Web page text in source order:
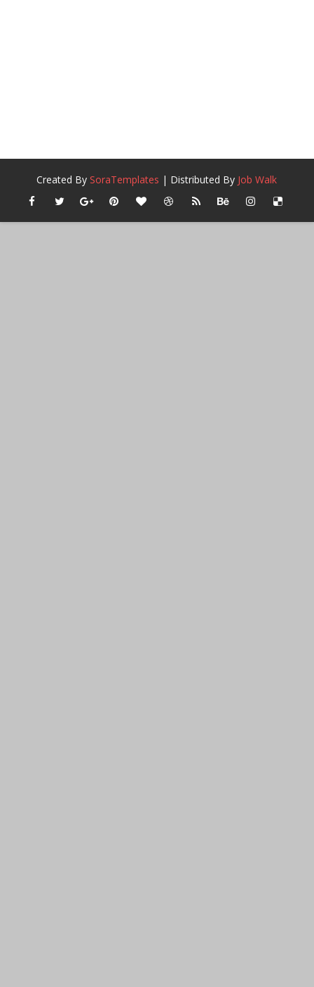
Created BySoraTemplates | Distributed By Job Walk